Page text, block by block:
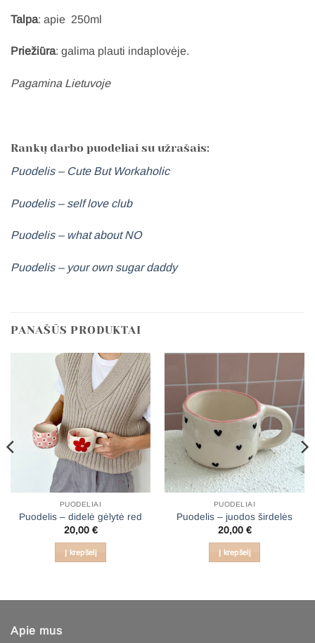
Talpa: apie 250ml
Priežiūra: galima plauti indaplovėje.
Pagamina Lietuvoje
Rankų darbo puodeliai su užrašais:
Puodelis – Cute But Workaholic
Puodelis – self love club
Puodelis – what about NO
Puodelis – your own sugar daddy
PANAŠŪS PRODUKTAI
PUODELIAI
Puodelis – didelė gėlytė red
20,00 €
Į krepšelį
PUODELIAI
Puodelis – juodos širdelės
20,00 €
Į krepšelį
Apie mus